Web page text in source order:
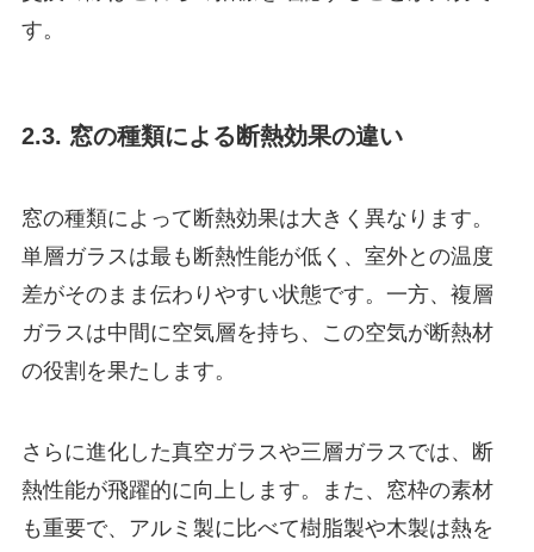
す。
2.3. 窓の種類による断熱効果の違い
窓の種類によって断熱効果は大きく異なります。
単層ガラスは最も断熱性能が低く、室外との温度
差がそのまま伝わりやすい状態です。一方、複層
ガラスは中間に空気層を持ち、この空気が断熱材
の役割を果たします。
さらに進化した真空ガラスや三層ガラスでは、断
熱性能が飛躍的に向上します。また、窓枠の素材
も重要で、アルミ製に比べて樹脂製や木製は熱を